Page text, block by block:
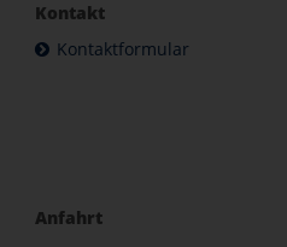
Kontakt
Kontaktformular
Anfahrt